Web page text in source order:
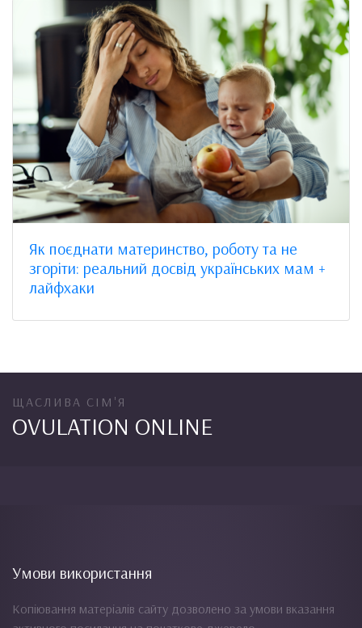
Як поєднати материнство, роботу та не
згоріти: реальний досвід українських мам +
лайфхаки
ЩАСЛИВА СІМ'Я
OVULATION ONLINE
Умови використання
Копіювання матеріалів сайту дозволено за умови вказання